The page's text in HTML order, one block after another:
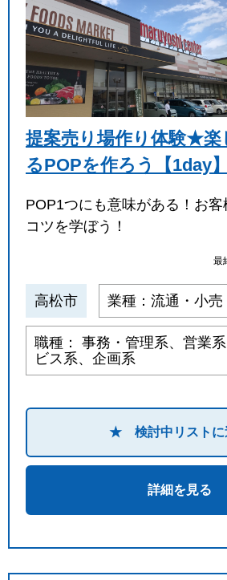
提案売り場作り体験★楽
るPOPを作ろう【1day】
POP1つにも意味がある！お
コツを学ぼう！
最
高松市 業種：流通・小売
職種： 事務・管理系、営業
ビス系、企画系
★ 検討中リストに
詳細を見る